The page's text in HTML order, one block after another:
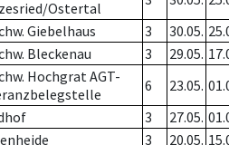
Ostertal
Giebelhaus 3 30.05.
Bleckenau 3 29.05.
Hochgrat AGT-
6 23.05.
3 27.05.
3 20.05.